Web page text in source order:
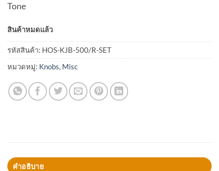
Tone
สินค้าหมดแล้ว
รหัสสินค้า: HOS-KJB-500/R-SET
หมวดหมู่: Knobs, Misc
คำอธิบาย